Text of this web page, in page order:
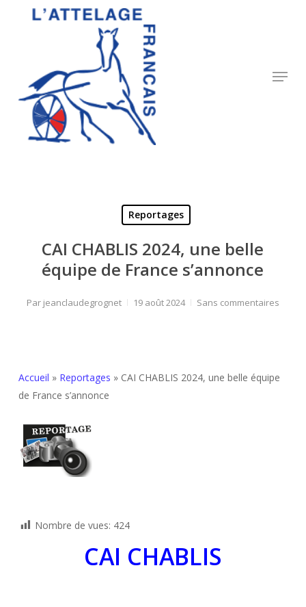
Menu
Reportages
CAI CHABLIS 2024, une belle
équipe de France s’annonce
Par jeanclaudegrognet 19 août 2024 Sans commentaires
Accueil » Reportages » CAI CHABLIS 2024, une belle équipe
de France s’annonce
Nombre de vues: 424
CAI CHABLIS